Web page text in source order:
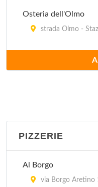
Osteria dell'Olmo
strada Olmo -
via della Viola 18,
San Pietro Enoteca e
Sorella Luna
PIZZERIE
Al Borgo
via Borgo Aretino